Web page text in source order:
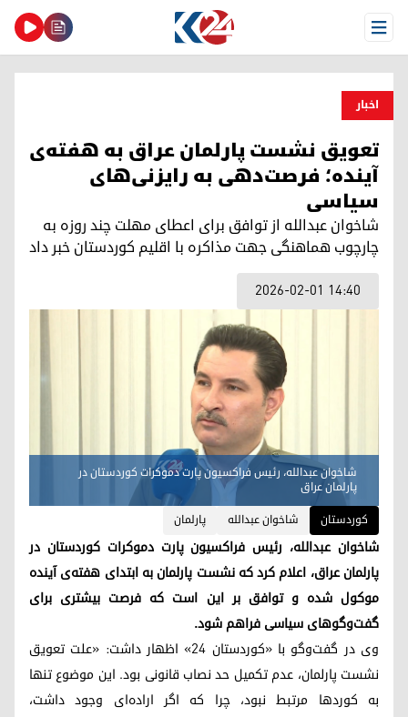
Open Menu
اخبار
تعویق نشست پارلمان عراق به هفته‌ی
آینده؛ فرصت‌دهی به رایزنی‌های
سیاسی
شاخوان عبدالله از توافق برای اعطای مهلت چند روزه به
چارچوب هماهنگی جهت مذاکره با اقلیم کوردستان خبر داد
2026-02-01 14:40
شاخوان عبدالله، رئیس فراکسیون پارت دموکرات کوردستان در
پارلمان عراق
کوردستان
شاخوان عبدالله پارلمان
شاخوان عبدالله، رئیس فراکسیون پارت دموکرات کوردستان در
پارلمان عراق، اعلام کرد که نشست پارلمان به ابتدای هفته‌ی آینده
موکول شده و توافق بر این است که فرصت بیشتری برای
گفت‌وگوهای سیاسی فراهم شود.
وی در گفت‌وگو با «کوردستان ۲۴» اظهار داشت: «علت تعویق
نشست پارلمان، عدم تکمیل حد نصاب قانونی بود. این موضوع تنها
به کوردها مرتبط نبود، چرا که اگر اراده‌ای وجود داشت،